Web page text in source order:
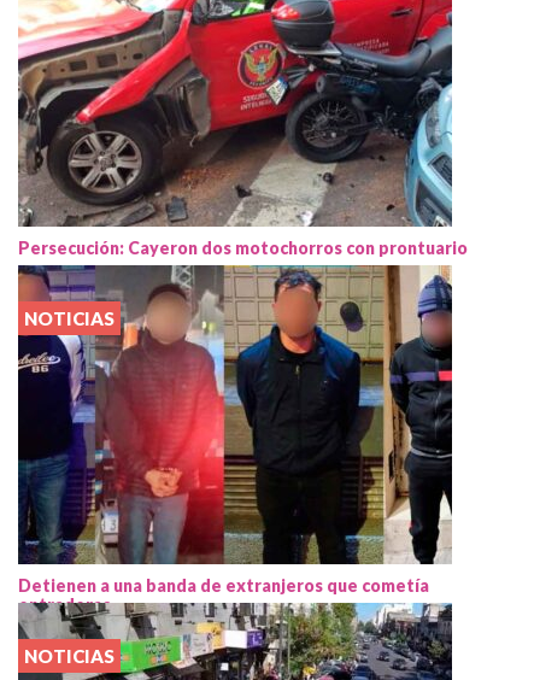
Persecución: Cayeron dos motochorros con prontuario
NOTICIAS
Detienen a una banda de extranjeros que cometía
entraderas
NOTICIAS